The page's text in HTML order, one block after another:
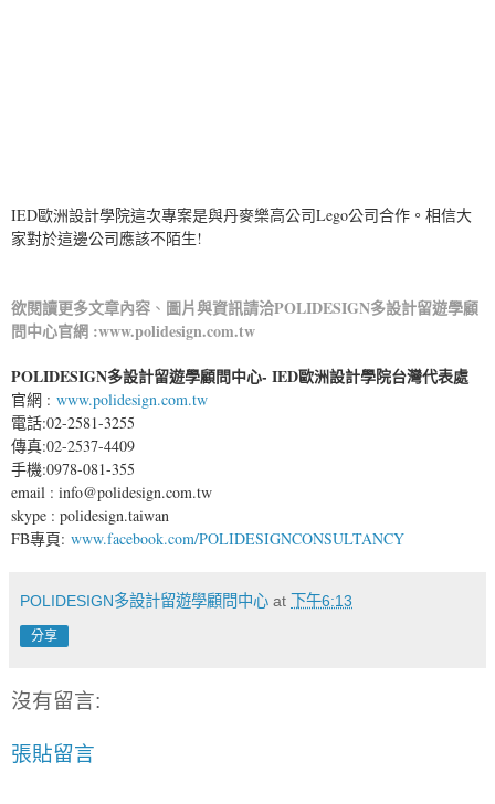
IED歐洲設計學院這次專案是與丹麥樂高公司Lego公司合作。相信大
家對於這邊公司應該不陌生!
欲閱讀更多文章內容 、 圖片與資訊請洽POLIDESIGN多設計留遊學顧
問中心官網 :www.polidesign.com.tw
POLIDESIGN多設計留遊學顧問中心- IED歐洲設計學院台灣代表處
官網 : www.polidesign.com.tw
電話:02-2581-3255
傳真:02-2537-4409
手機:0978-081-355
email : info@polidesign.com.tw
skype : polidesign.taiwan
FB專頁: www.facebook.com/POLIDESIGNCONSULTANCY
POLIDESIGN多設計留遊學顧問中心 at 下午6:13
分享
沒有留言:
張貼留言